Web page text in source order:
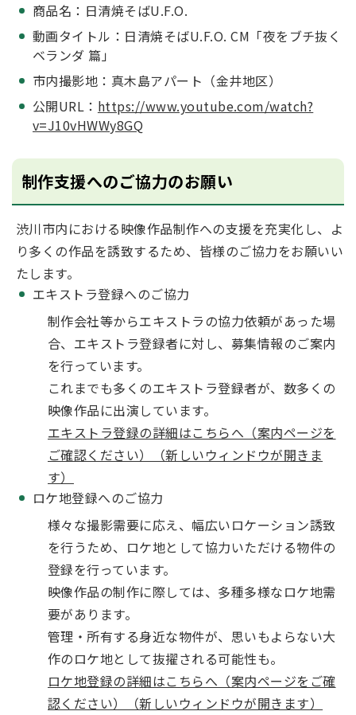
商品名：日清焼そばU.F.O.
動画タイトル：日清焼そばU.F.O. CM「夜をブチ抜く
ベランダ 篇」
市内撮影地：真木島アパート（金井地区）
公開URL： https://www.youtube.com/watch?
v=J10vHWWy8GQ
制作支援へのご協力のお願い
渋川市内における映像作品制作への支援を充実化し、よ
り多くの作品を誘致するため、皆様のご協力をお願いい
たします。
エキストラ登録へのご協力
制作会社等からエキストラの協力依頼があった場
合、エキストラ登録者に対し、募集情報のご案内
を行っています。
これまでも多くのエキストラ登録者が、数多くの
映像作品に出演しています。
エキストラ登録の詳細はこちらへ（案内ページを
ご確認ください）（新しいウィンドウが開きま
す）
ロケ地登録へのご協力
様々な撮影需要に応え、幅広いロケーション誘致
を行うため、ロケ地として協力いただける物件の
登録を行っています。
映像作品の制作に際しては、多種多様なロケ地需
要があります。
管理・所有する身近な物件が、思いもよらない大
作のロケ地として抜擢される可能性も。
ロケ地登録の詳細はこちらへ（案内ページをご確
認ください）（新しいウィンドウが開きます）